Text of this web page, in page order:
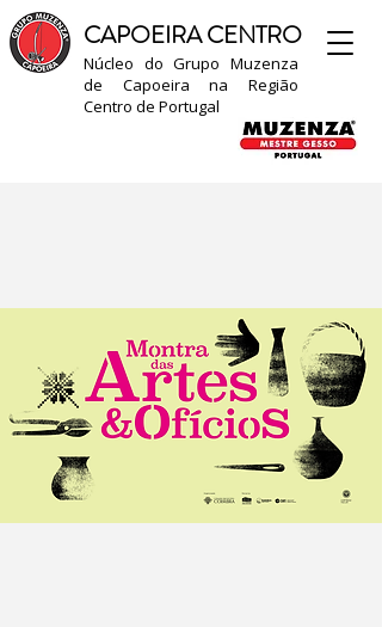
Núcleo do Grupo Muzenza
de Capoeira na Região
Centro de Portugal​
CAPOEIRA CENTRO